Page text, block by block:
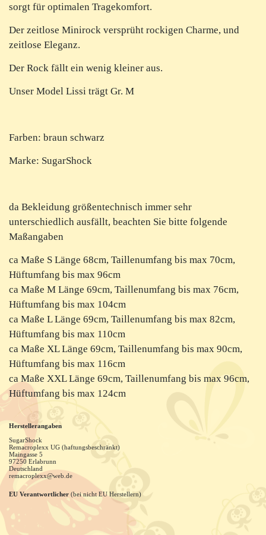
sorgt für optimalen Tragekomfort.
Der zeitlose Minirock versprüht rockigen Charme, und
zeitlose Eleganz.
Der Rock fällt ein wenig kleiner aus.
Unser Model Lissi trägt Gr. M
Farben: braun schwarz
Marke: SugarShock
da Bekleidung größentechnisch immer sehr
unterschiedlich ausfällt, beachten Sie bitte folgende
Maßangaben
ca Maße S Länge 68cm, Taillenumfang bis max 70cm,
Hüftumfang bis max 96cm
ca Maße M Länge 69cm, Taillenumfang bis max 76cm,
Hüftumfang bis max 104cm
ca Maße L Länge 69cm, Taillenumfang bis max 82cm,
Hüftumfang bis max 110cm
ca Maße XL Länge 69cm, Taillenumfang bis max 90cm,
Hüftumfang bis max 116cm
ca Maße XXL Länge 69cm, Taillenumfang bis max 96cm,
Hüftumfang bis max 124cm
Herstellerangaben
SugarShock
Remacroplexx UG (haftungsbeschränkt)
Maingasse 5
97250 Erlabrunn
Deutschland
remacroplexx@web.de
EU Verantwortlicher (bei nicht EU Herstellern)